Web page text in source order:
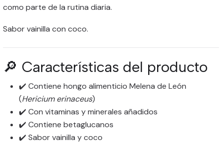
como parte de la rutina diaria.
Sabor vainilla con coco.
🔎 Características del producto
✔️ Contiene hongo alimenticio Melena de León
(Hericium erinaceus)
✔️ Con vitaminas y minerales añadidos
✔️ Contiene betaglucanos
✔️ Sabor vainilla y coco